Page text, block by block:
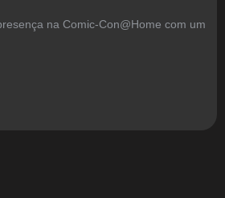
na Comic-Con@Home com um